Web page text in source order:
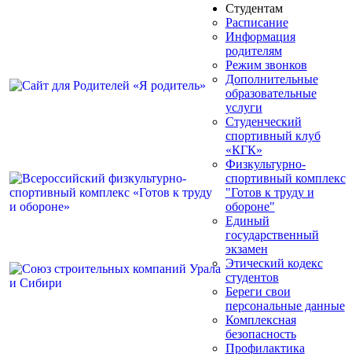
Студентам
Расписание
Информация
родителям
Режим звонков
Дополнительные
образовательные
услуги
Студенческий
спортивный клуб
«КГК»
Физкультурно-
спортивный комплекс
"Готов к труду и
обороне"
Единый
государственный
экзамен
Этический кодекс
студентов
Береги свои
персональные данные
Комплексная
безопасность
Профилактика